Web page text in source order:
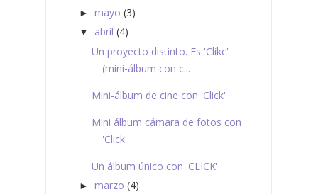
► mayo (3)
▼ abril (4)
Un proyecto distinto. Es 'Clikc'
(mini-álbum con c...
Mini-álbum de cine con 'Click'
Mini álbum cámara de fotos con
'Click'
Un álbum único con 'CLICK'
► marzo (4)